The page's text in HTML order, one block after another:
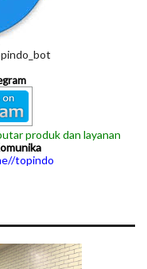
produk dan layanan
topindo